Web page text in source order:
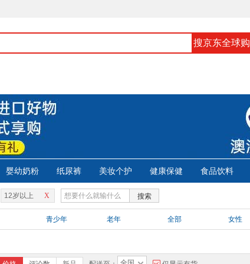
搜京东全球购
婴幼奶粉 纸尿裤 美妆个护 健康保健 食品饮料
X
12岁以上 搜索
青少年 老年 全部 女性